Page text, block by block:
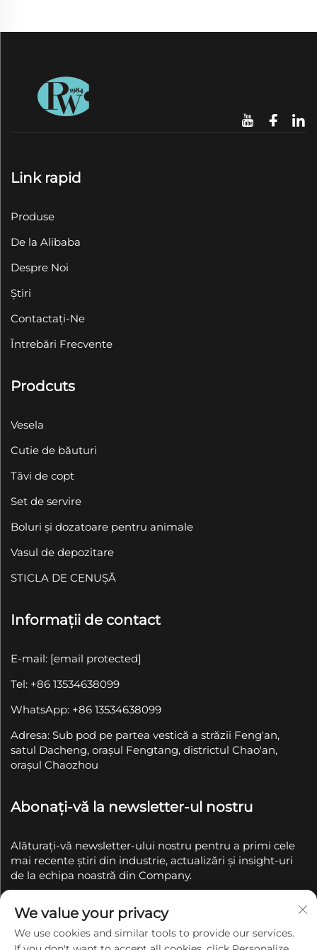
Link rapid
Produse
De la Alibaba
Despre Noi
Știri
Contactați-Ne
Întrebări Frecvente
Prodcuts
Vesela
Cutie de băuturi
Tăvi de copt
Set de servire
Boluri și dozatoare pentru animale
Vasul de depozitare
STICLA DE CENUȘĂ
Informații de contact
E-mail: [email protected]
Tel: +86 13534638099
WhatsApp: +86 13534638099
Adresa: Sub pod pe partea vestică a străzii Feng'an,
satul Dacheng, orașul Fengtang, districtul Chao'an,
orașul Chaozhou
Abonați-vă la newsletter-ul nostru
Alăturați-vă newsletter-ului nostru pentru a primi cele
mai recente știri din industrie, actualizări și insight-uri
de la echipa noastră din Company.
We value your privacy
We use cookies and similar tools to provide our services.